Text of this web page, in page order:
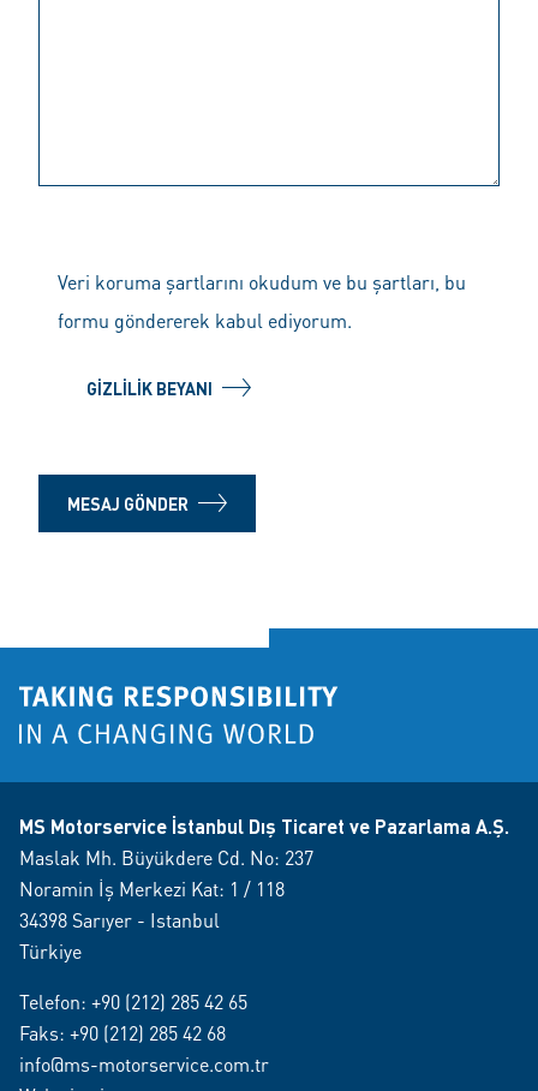
Veri koruma şartlarını okudum ve bu şartları, bu
formu göndererek kabul ediyorum.
GIZLILIK BEYANI
MESAJ GÖNDER
MS Motorservice İstanbul Dış Ticaret ve Pazarlama A.Ş.
Maslak Mh. Büyükdere Cd. No: 237
Noramin İş Merkezi Kat: 1 / 118
34398 Sarıyer - Istanbul
Türkiye
Telefon: +90 (212) 285 42 65
Faks: +90 (212) 285 42 68
info@ms-motorservice.com.tr